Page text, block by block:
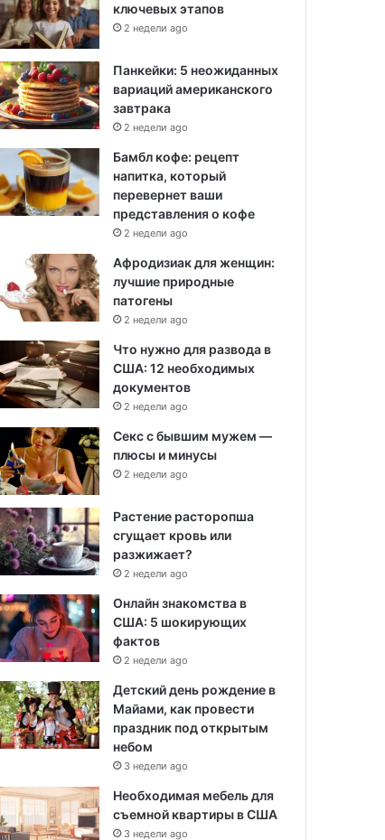
ключевых этапов
2 недели ago
Панкейки: 5 неожиданных
вариаций американского
завтрака
2 недели ago
Бамбл кофе: рецепт
напитка, который
перевернет ваши
представления о кофе
2 недели ago
Афродизиак для женщин:
лучшие природные
патогены
2 недели ago
Что нужно для развода в
США: 12 необходимых
документов
2 недели ago
Секс с бывшим мужем —
плюсы и минусы
2 недели ago
Растение расторопша
сгущает кровь или
разжижает?
2 недели ago
Онлайн знакомства в
США: 5 шокирующих
фактов
2 недели ago
Детский день рождение в
Майами, как провести
праздник под открытым
небом
3 недели ago
Необходимая мебель для
съемной квартиры в США
3 недели ago